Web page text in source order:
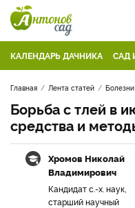
КАЛЕНДАРЬ ДАЧНИКА САД
Главная Лента статей
Борьба с тлей в
средства и
Хромов Николай
Владимирович
Кандидат с.-х. наук,
старший научный